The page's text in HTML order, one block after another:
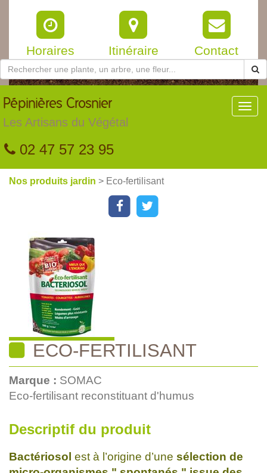
Horaires Itinéraire Contact
Pépinières Crosnier
Les Artisans du Végétal
02 47 57 23 95
Nos produits jardin > Eco-fertilisant
ECO-FERTILISANT
Marque : SOMAC
Eco-fertilisant reconstituant d'humus
Descriptif du produit
Bactériosol est à l’origine d’une sélection de